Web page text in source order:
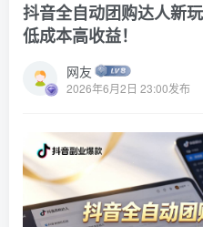
抖音全自动团购达人新
低成本高收益！
网友
2026年6月2日 23:00发布